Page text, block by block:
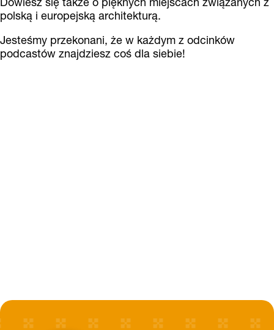
polską i europejską architekturą.
Jesteśmy przekonani, że w każdym z odcinków
podcastów znajdziesz coś dla siebie!